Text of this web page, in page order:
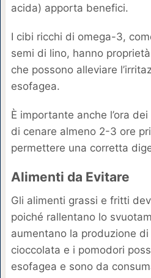
acida) apporta benefici.
I cibi ricchi di omega-3,
semi di lino, hanno
che possono alleviare
esofagea.
È importante anche l’ora
di cenare almeno 2-3 ore
permettere una corretta
Alimenti da Evitare
Gli alimenti grassi e fritti
poiché rallentano lo
aumentano la produzione
cioccolata e i pomodori
esofagea e sono da